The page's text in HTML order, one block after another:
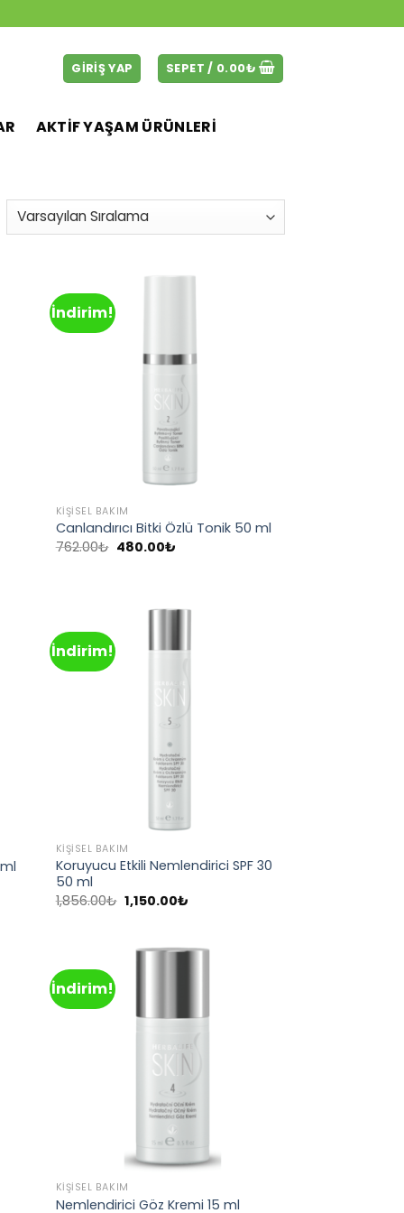
GIRIŞ YAP SEPET / 0.00₺
AKTİF YAŞAM ÜRÜNLERİ
İndirim!
KIŞISEL BAKIM
Canlandırıcı Bitki Özlü Tonik 50 ml
762.00₺ Orijinal
480.00₺Şu
İndirim!
KIŞISEL BAKIM
Koruyucu Etkili Nemlendirici SPF 30
50 ml
1,856.00₺ Orijinal
fiyat:
1,150.00₺Şu
İndirim!
KIŞISEL BAKIM
Nemlendirici Göz Kremi 15 ml